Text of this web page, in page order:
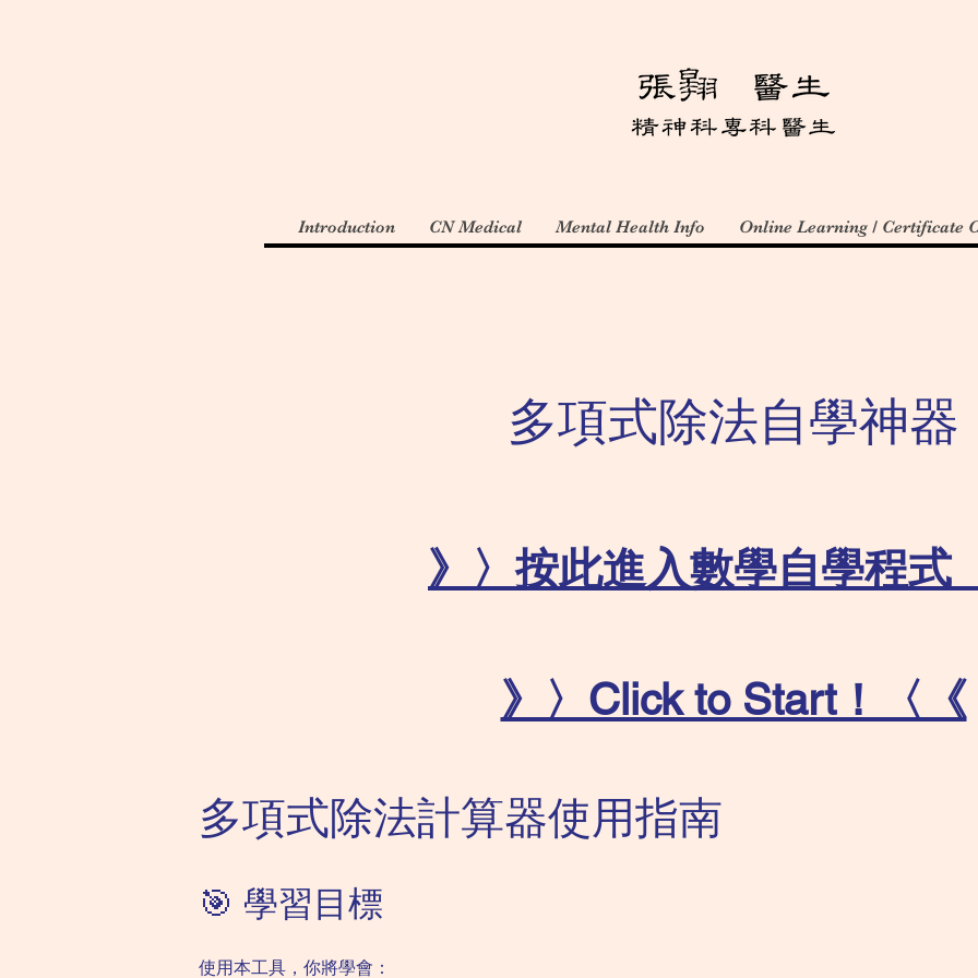
Introduction CN Medical Mental Health Info Online Learning / Certificate
多項式除法自學神器
》〉按此進入數學自學程式
》〉Click to Start！〈《
多項式除法計算器使用指南
🎯 學習目標
使用本工具，你將學會：